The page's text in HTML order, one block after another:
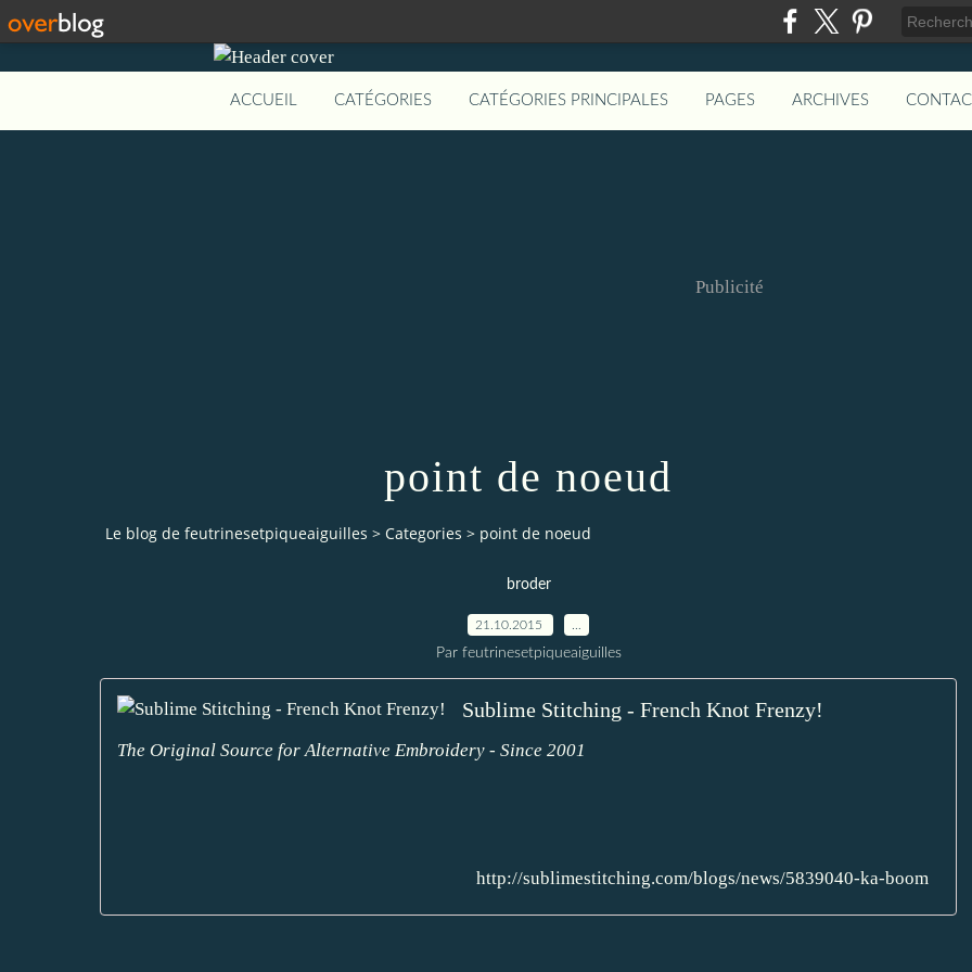
ACCUEIL CATÉGORIES CATÉGORIES PRINCIPALES PAGES ARCHIVES
Publicité
point de noeud
Le blog de feutrinesetpiqueaiguilles > Categories > point de noeud
broder
21.10.2015
Par feutrinesetpiqueaiguilles
Sublime Stitching - French Knot Frenzy!
The Original Source for Alternative Embroidery - Since 2001
http://sublimestitching.com/blogs/news/5839040-ka-boom